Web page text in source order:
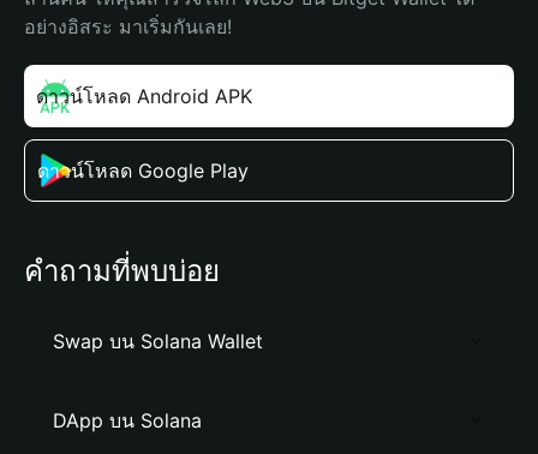
อย่างอิสระ มาเริ่มกันเลย!
ดาวน์โหลด Android APK
ดาวน์โหลด Google Play
คำถามที่พบบ่อย
Swap บน Solana Wallet
DApp บน Solana